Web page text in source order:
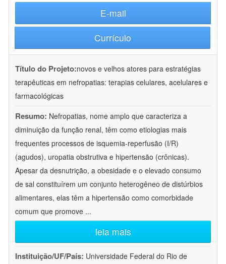
E-mail
Currículo
Título do Projeto:novos e velhos atores para estratégias
terapêuticas em nefropatias: terapias celulares, acelulares e
farmacológicas
Resumo: Nefropatias, nome amplo que caracteriza a
diminuição da função renal, têm como etiologias mais
frequentes processos de isquemia-reperfusão (I/R)
(agudos), uropatia obstrutiva e hipertensão (crônicas).
Apesar da desnutrição, a obesidade e o elevado consumo
de sal constituírem um conjunto heterogêneo de distúrbios
alimentares, elas têm a hipertensão como comorbidade
comum que promove ...
leia mais
Instituição/UF/País: Universidade Federal do Rio de